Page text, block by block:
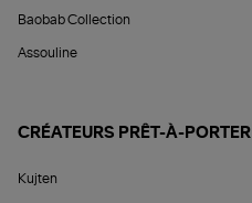
Baobab Collection
Assouline
CRÉATEURS PRÊT-À-PORTER
Kujten